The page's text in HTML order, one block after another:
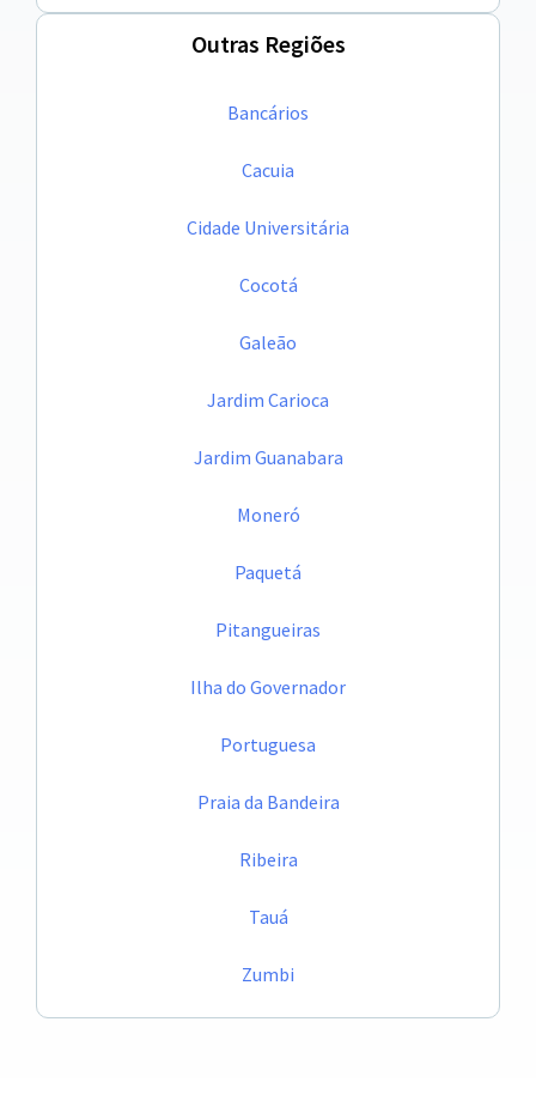
Outras Regiões
Bancários
Cacuia
Cidade Universitária
Cocotá
Galeão
Jardim Carioca
Jardim Guanabara
Moneró
Paquetá
Pitangueiras
Ilha do Governador
Portuguesa
Praia da Bandeira
Ribeira
Tauá
Zumbi